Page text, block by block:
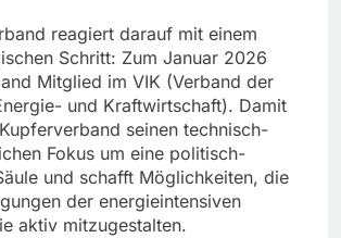
reagiert darauf mit einem
Schritt: Zum Januar 2026
Mitglied im VIK (Verband der
und Kraftwirtschaft). Damit
seinen technisch-
Fokus um eine politisch-
und schafft Möglichkeiten, die
der energieintensiven
aktiv mitzugestalten.